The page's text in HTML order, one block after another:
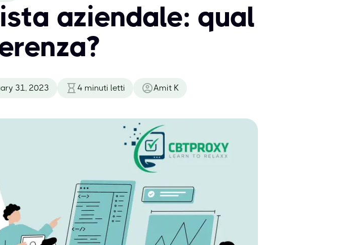
aziendale: qual
31, 2023 4 minuti letti Amit K